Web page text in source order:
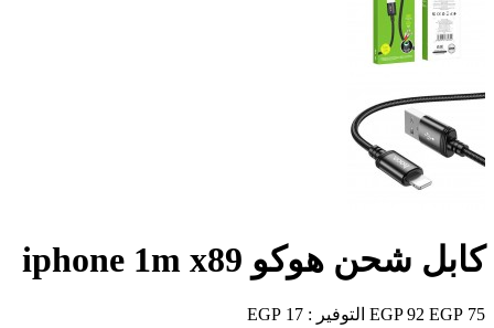
كابل شحن هوكو iphone 1m x89
75 EGP
92 EGP التوفير : 17 EGP